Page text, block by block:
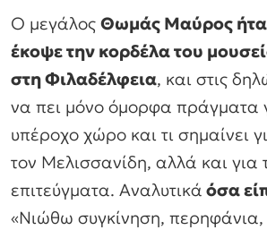
Ο μεγάλος Θωμάς Μαύρος
έκοψε την κορδέλα του
στη Φιλαδέλφεια, και στις
να πει μόνο όμορφα πράγματα
υπέροχο χώρο και τι σημαίνει
τον Μελισσανίδη, αλλά και για
επιτεύγματα. Αναλυτικά όσα
«Νιώθω συγκίνηση,